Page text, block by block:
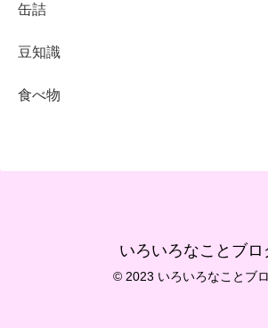
缶詰
豆知識
食べ物
いろいろなことブロ
© 2023 いろいろなことブ